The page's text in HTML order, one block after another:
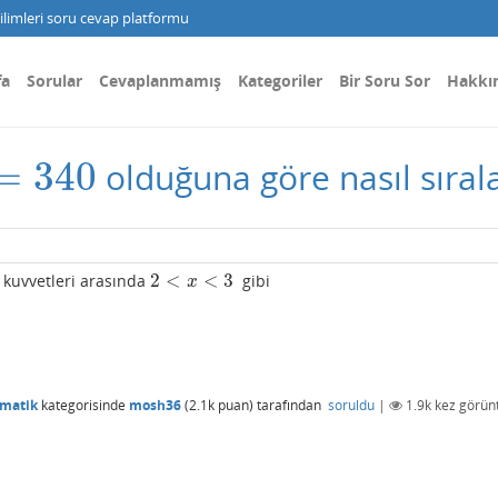
soru cevap platformu
Sorular Cevaplanmamış Kategoriler Bir Soru Sor
340 olduğuna göre nasıl
kuvvetleri arasında 2 < x < 3
2 <x< 3 gibi
kategorisinde mosh36(2.1k puan) tarafından soruldu | 1.9k kez